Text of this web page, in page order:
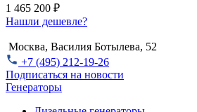
1 465 200 ₽
Нашли дешевле?
Москва, Василия Ботылева, 52
+7 (495) 212-19-26
Подписаться на новости
Генераторы